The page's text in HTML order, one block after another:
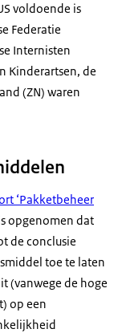
voldoende is
Federatie
Internisten
Kinderartsen, de
(ZN) waren
‘Pakketbeheer
opgenomen dat
de conclusie
toe te laten
(vanwege de hoge
op een